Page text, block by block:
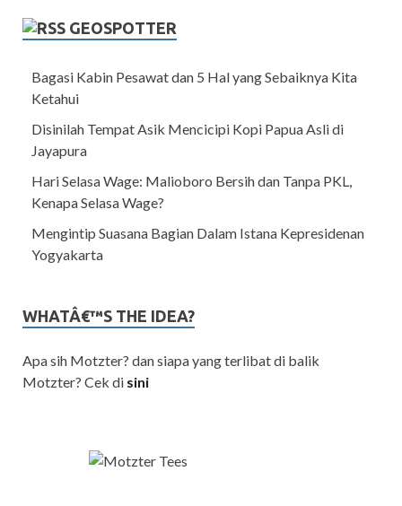
GEOSPOTTER
Bagasi Kabin Pesawat dan 5 Hal yang Sebaiknya Kita
Ketahui
Disinilah Tempat Asik Mencicipi Kopi Papua Asli di
Jayapura
Hari Selasa Wage: Malioboro Bersih dan Tanpa PKL,
Kenapa Selasa Wage?
Mengintip Suasana Bagian Dalam Istana Kepresidenan
Yogyakarta
WHATÂ€™S THE IDEA?
Apa sih Motzter? dan siapa yang terlibat di balik
Motzter? Cek di sini